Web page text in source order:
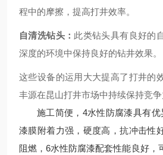
程中的摩擦，提高打井效率。
自清洗钻头： 此类钻头具有良好的
深度的环境中保持良好的钻井效果。
这些设备的运用大大提高了打井的
丰源在昆山打井市场中持续保持竞争
施工简便，4水性防腐漆具有
漆膜附着力强，硬度高，抗冲击性
阻燃，6水性防腐漆配套性能良好，